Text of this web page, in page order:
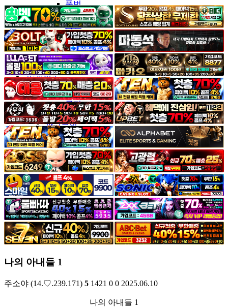
품번
후방주의
움짤
스포츠
기타
야썰
고객센터
공지&이벤트
공지
1:1문의
광고문의
나의 아내들 1
주소야 (14.♡.239.171) 5 1421 0 0 2025.06.10
나의 아내들 1